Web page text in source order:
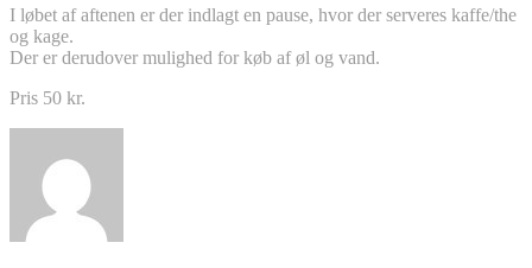
I løbet af aftenen er der indlagt en pause, hvor der serveres kaffe/the
og kage.
Der er derudover mulighed for køb af øl og vand.
Pris 50 kr.